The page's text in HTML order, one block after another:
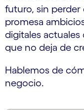
futuro, sin perder
promesa
digitales
que no deja de
Hablemos de
negocio.